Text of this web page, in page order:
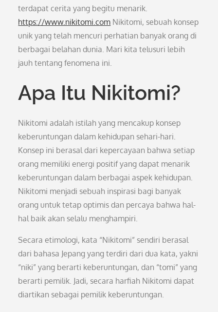
terdapat cerita yang begitu menarik.
https://www.nikitomi.com Nikitomi, sebuah konsep
unik yang telah mencuri perhatian banyak orang di
berbagai belahan dunia. Mari kita telusuri lebih
jauh tentang fenomena ini.
Apa Itu Nikitomi?
Nikitomi adalah istilah yang mencakup konsep
keberuntungan dalam kehidupan sehari-hari.
Konsep ini berasal dari kepercayaan bahwa setiap
orang memiliki energi positif yang dapat menarik
keberuntungan dalam berbagai aspek kehidupan.
Nikitomi menjadi sebuah inspirasi bagi banyak
orang untuk tetap optimis dan percaya bahwa hal-
hal baik akan selalu menghampiri.
Secara etimologi, kata “Nikitomi” sendiri berasal
dari bahasa Jepang yang terdiri dari dua kata, yakni
“niki” yang berarti keberuntungan, dan “tomi” yang
berarti pemilik. Jadi, secara harfiah Nikitomi dapat
diartikan sebagai pemilik keberuntungan.